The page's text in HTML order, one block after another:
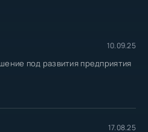
10.09.25
под развития предприятия
17.08.25